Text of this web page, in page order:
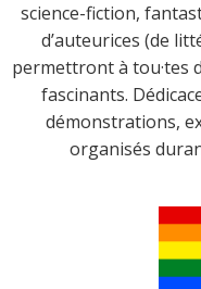
science-fiction,
d’auteurices (de
permettront à tou·tes
fascinants.
démonstrations,
organisés